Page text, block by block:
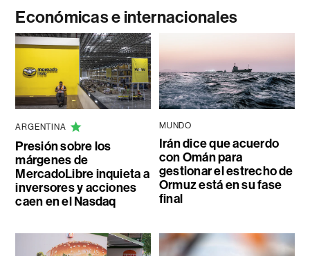
Económicas e internacionales
ARGENTINA
Presión sobre los
márgenes de
MercadoLibre inquieta a
inversores y acciones
caen en el Nasdaq
MUNDO
Irán dice que acuerdo
con Omán para
gestionar el estrecho de
Ormuz está en su fase
final